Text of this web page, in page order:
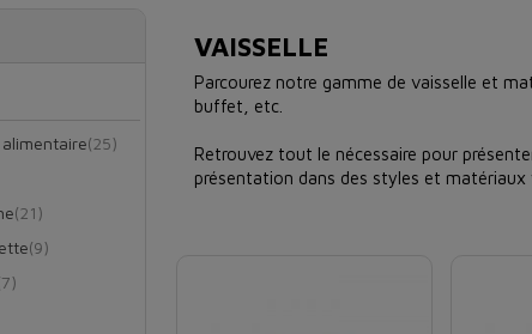
(25)
(21)
(9)
VAISSELLE
Parcourez notre gamme de vaisselle et
buffet, etc.
Retrouvez tout le nécessaire pour
présentation dans des styles et matériaux